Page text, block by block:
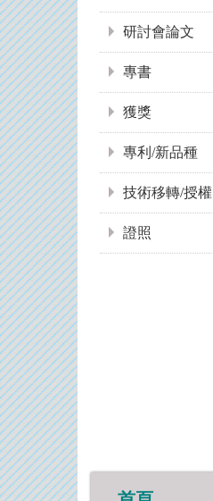
研討會論文
專書
獲獎
專利/新品種
技術移轉/授權
證照